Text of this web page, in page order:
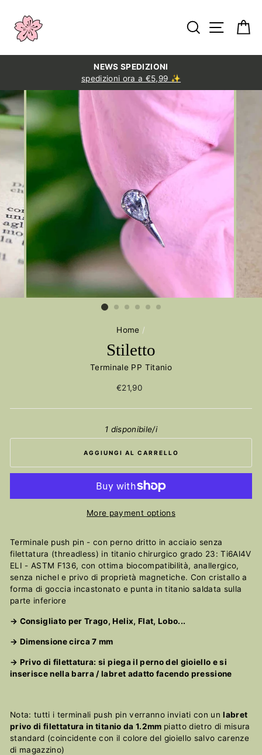
contenuto
Cerca
NEWS SPEDIZIONI
spedizioni ora a €5,99 ✨
Home /
Stiletto
Terminale PP Titanio
Prezzo
€21,90
1 disponibile/i
AGGIUNGI AL CARRELLO
More payment options
Terminale push pin - con perno dritto in acciaio senza
filettatura (threadless) in titanio chirurgico grado 23: Ti6Al4V
ELI - ASTM F136, con ottima biocompatibilità, anallergico,
senza nichel e privo di proprietà magnetiche. Con cristallo a
forma di goccia incastonato e punta in titanio saldata sulla
parte inferiore
→ Consigliato per Trago, Helix, Flat, Lobo...
→ Dimensione circa 7 mm
→ Privo di filettatura: si piega il perno del gioiello e si
inserisce nella barra / labret adatto facendo pressione
Nota: tutti i terminali push pin verranno inviati con unlabret
privo di filettatura in titanio da 1.2mm piatto dietro di misura
standard (coincidente con il colore del gioiello salvo carenze
di magazzino)